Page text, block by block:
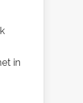
in